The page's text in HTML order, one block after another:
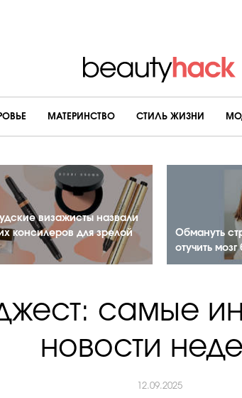
МАТЕРИНСТВО CТИЛЬ ЖИЗНИ
визажисты назвали
консилеров для зрелой
Обмануть
отучить мозг
самые
новости
12.09.2025